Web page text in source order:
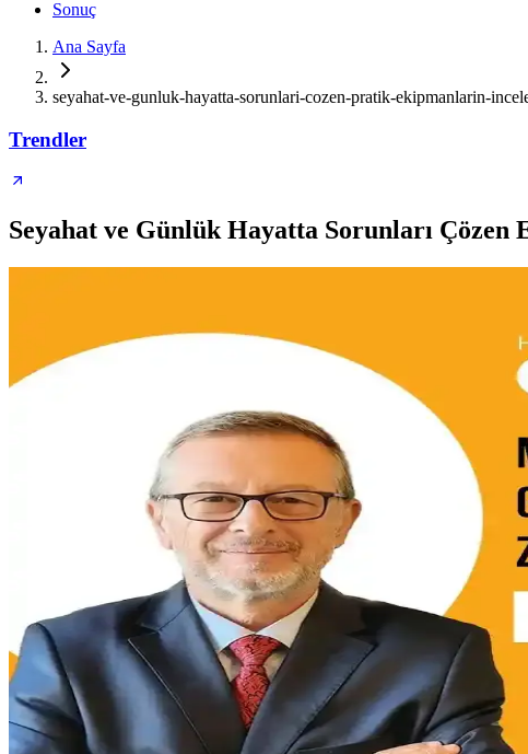
Sonuç
Ana Sayfa
seyahat-ve-gunluk-hayatta-sorunlari-cozen-pratik-ekipmanlarin-
Trendler
Seyahat ve Günlük Hayatta Sorunları Çözen